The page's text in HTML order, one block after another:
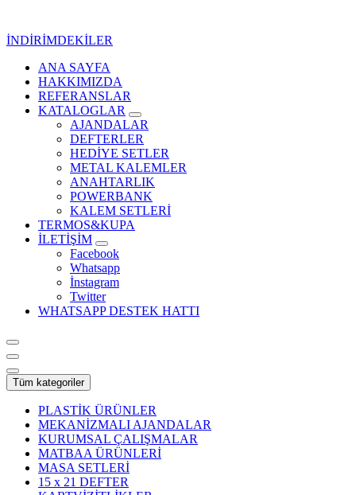
İNDİRİMDEKİLER
Kurumsal Promosyon-Hediyelik
ANA SAYFA
HAKKIMIZDA
REFERANSLAR
KATALOGLAR
AJANDALAR
DEFTERLER
HEDİYE SETLER
METAL KALEMLER
ANAHTARLIK
POWERBANK
KALEM SETLERİ
TERMOS&KUPA
İLETİŞİM
Facebook
Whatsapp
İnstagram
Twitter
WHATSAPP DESTEK HATTI
Tüm kategoriler
PLASTİK ÜRÜNLER
MEKANİZMALI AJANDALAR
KURUMSAL ÇALIŞMALAR
MATBAA ÜRÜNLERİ
MASA SETLERİ
15 x 21 DEFTER